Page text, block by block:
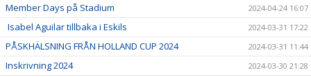
Member Days på Stadium 2024-04-24 16:07
Isabel Aguilar tillbaka i Eskils 2024-03-31 17:22
PÅSKHÄLSNING FRÅN HOLLAND CUP 2024 2024-03-31 11:44
Inskrivning 2024 2024-03-30 21:28